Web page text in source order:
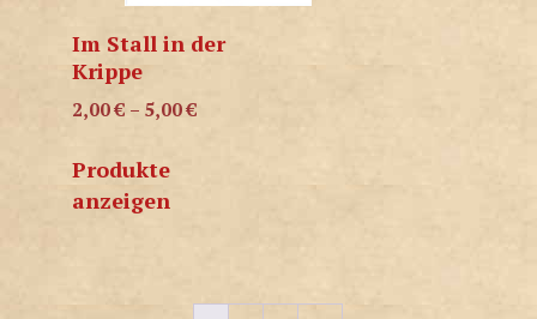
Im Stall in der
Krippe
2,00€ – 5,00€
Produkte
anzeigen